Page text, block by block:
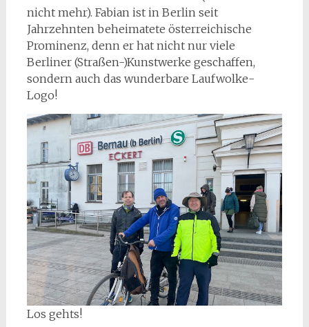
nicht mehr). Fabian ist in Berlin seit
Jahrzehnten beheimatete österreichische
Prominenz, denn er hat nicht nur viele
Berliner (Straßen-)Kunstwerke geschaffen,
sondern auch das wunderbare Laufwolke-
Logo!
Los gehts!